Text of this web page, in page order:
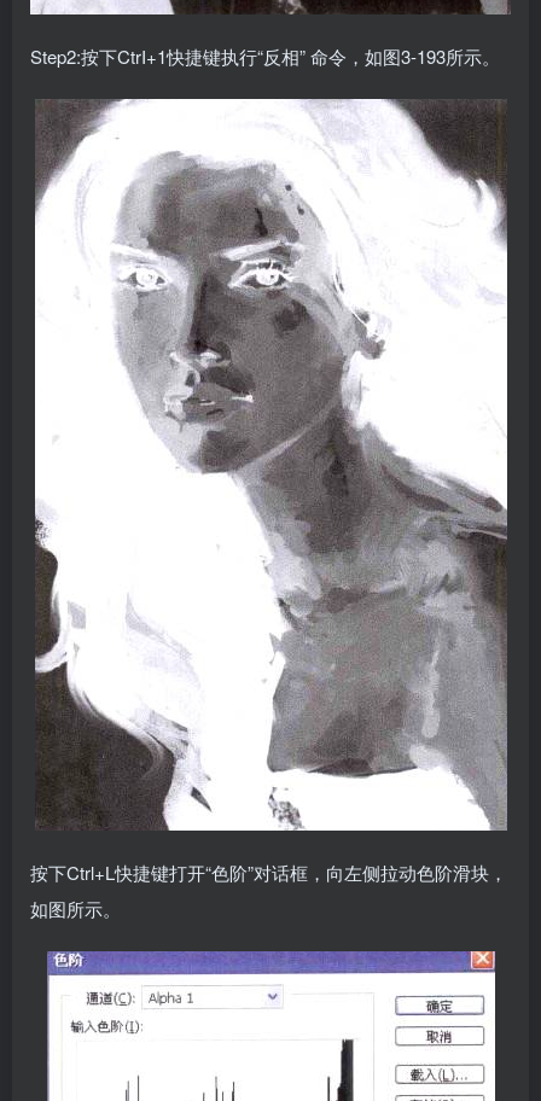
Step2:按下CtrI+1快捷键执行“反相” 命令，如图3-193所示。
按下Ctrl+L快捷键打开“色阶”对话框，向左侧拉动色阶滑块，
如图所示。